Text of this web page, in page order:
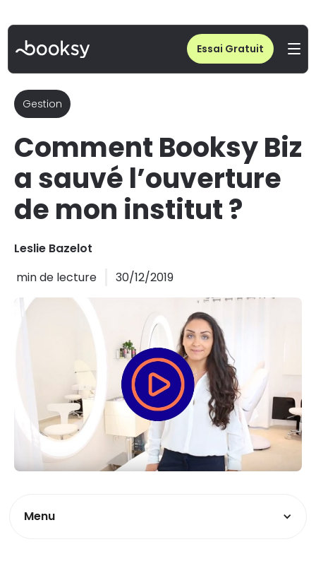
Essai Gratuit
Comment Booksy Biz a sauvé l’ouverture de mon institut ?
Gestion
Comment Booksy Biz
a sauvé l’ouverture
de mon institut ?
Leslie Bazelot
min de lecture
30/12/2019
Menu